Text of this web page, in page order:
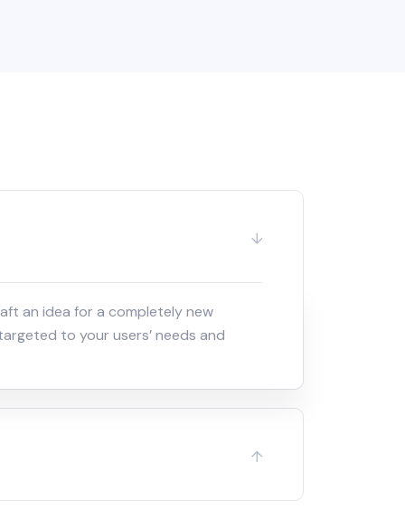
an idea for a completely new
to your users’ needs and